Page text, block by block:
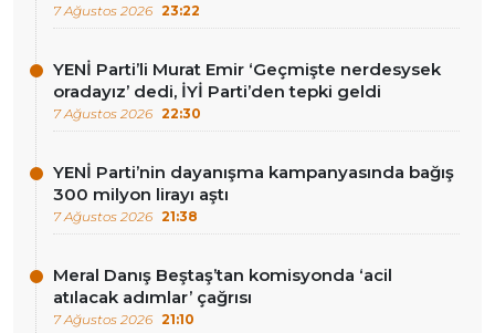
7 Ağustos 2026 23:22
YENİ Parti’li Murat Emir ‘Geçmişte nerdesysek
oradayız’ dedi, İYİ Parti’den tepki geldi
7 Ağustos 2026 22:30
YENİ Parti’nin dayanışma kampanyasında bağış
300 milyon lirayı aştı
7 Ağustos 2026 21:38
Meral Danış Beştaş’tan komisyonda ‘acil
atılacak adımlar’ çağrısı
7 Ağustos 2026 21:10